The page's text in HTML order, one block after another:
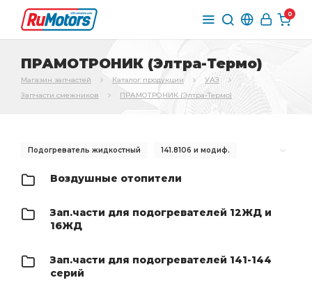
0
ПРАМОТРОНИК (Элтра-Термо)
Магазин запчастей Каталог продукции
УАЗ
Запчасти смежников
ПРАМОТРОНИК (Элтра-Термо)
Подогреватель жидкостный 141.8106 и модиф.
пульта электронасоса и жгута электронасоса и жгута
24В "ПРАМОТРОНИК"
Воздушный отопитель топливный
Воздушные отопители
Зап.части для подогревателей 12ЖД и
16ЖД
Зап.части для подогревателей 141-144
серий